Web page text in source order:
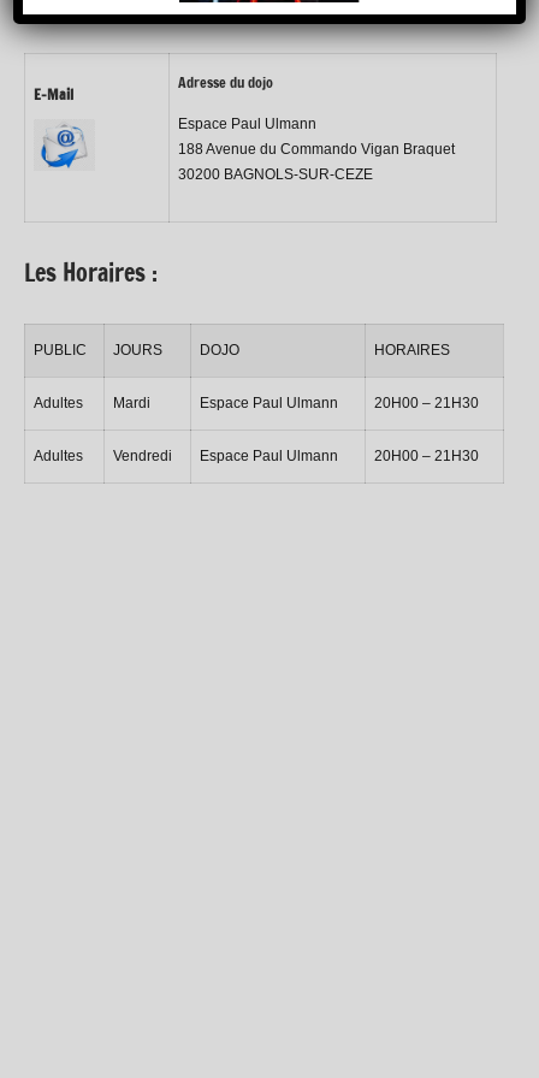
E-Mail
Adresse du dojo
Espace Paul Ulmann
188 Avenue du Commando Vigan Braquet
30200 BAGNOLS-SUR-CEZE
Les Horaires :
PUBLIC JOURS DOJO HORAIRES
Adultes Mardi Espace Paul Ulmann 20H00 – 21H30
Adultes Vendredi Espace Paul Ulmann 20H00 – 21H30